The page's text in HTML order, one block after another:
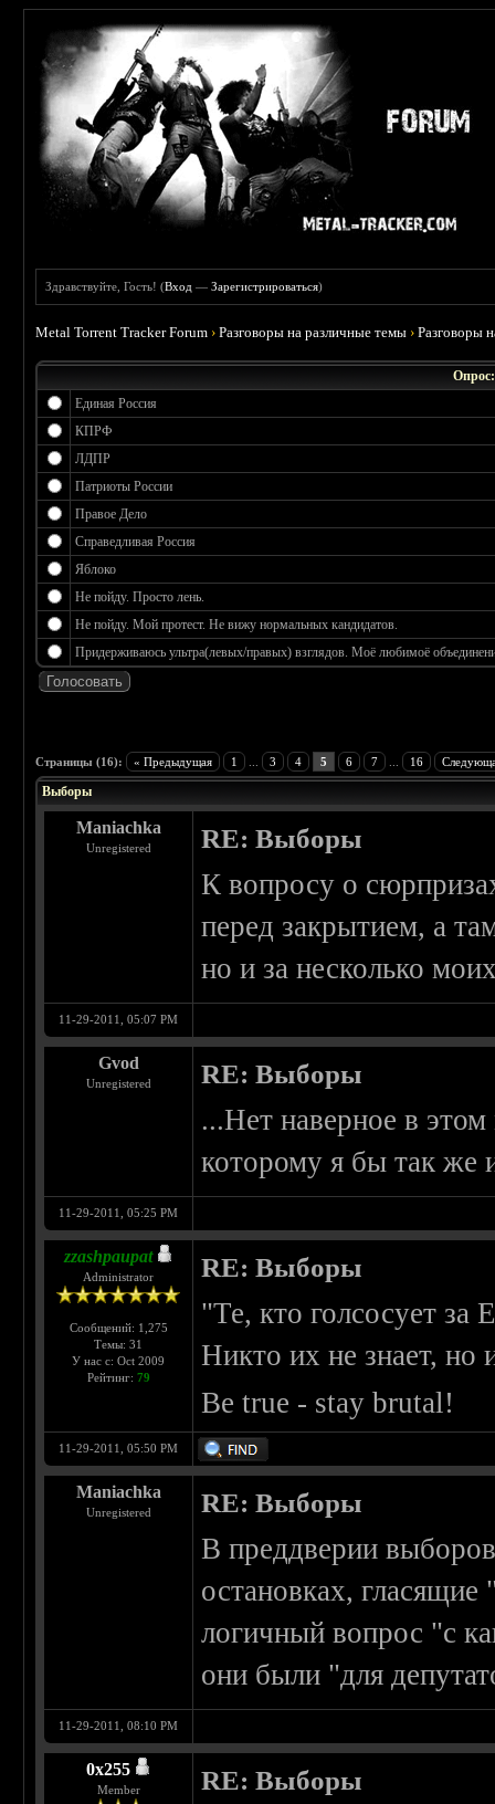
Здравствуйте, Гость! (Вход —Зарегистрироваться)
Metal Torrent Tracker Forum ›Разговоры на различные темы ›Разговоры
Опрос:
Единая Россия
КПРФ
ЛДПР
Патриоты России
Правое Дело
Справедливая Россия
Яблоко
Не пойду. Просто лень.
Не пойду. Мой протест. Не вижу нормальных кандидатов.
Придерживаюсь ультра(левых/правых) взглядов. Моё любимоё
Страницы (16): « Предыдущая 1 3 4 5 6 7 16
Выборы
Maniachka
Unregistered RE: Выборы
К вопросу о
перед закрытием, а
но и за несколько
11-29-2011, 05:07 PM
Gvod
Unregistered RE: Выборы
...Нет наверное в
которому я бы так же
11-29-2011, 05:25 PM
zzashpaupat
Administrator
Сообщений: 1,275
Темы: 31
У нас с: Oct 2009
Рейтинг: 79
RE: Выборы
"Те, кто голсосует за
Никто их не знает, но
Be true - stay brutal!
11-29-2011, 05:50 PM
Maniachka
Unregistered RE: Выборы
В преддверии
остановках,
логичный вопрос "с
они были "для
11-29-2011, 08:10 PM
0х255
Member RE: Выборы